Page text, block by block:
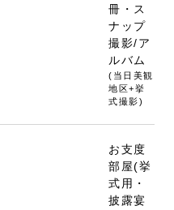
冊・ス
ナップ
撮影/ア
ルバム
(当日美観
地区+挙
式撮影)
お支度
部屋(挙
式用・
披露宴